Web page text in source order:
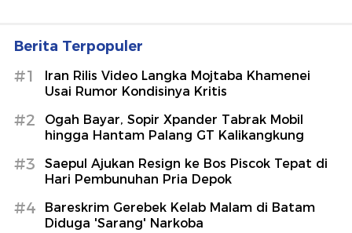
Berita Terpopuler
#1
Iran Rilis Video Langka Mojtaba Khamenei
Usai Rumor Kondisinya Kritis
#2
Ogah Bayar, Sopir Xpander Tabrak Mobil
hingga Hantam Palang GT Kalikangkung
#3
Saepul Ajukan Resign ke Bos Piscok Tepat di
Hari Pembunuhan Pria Depok
#4
Bareskrim Gerebek Kelab Malam di Batam
Diduga 'Sarang' Narkoba